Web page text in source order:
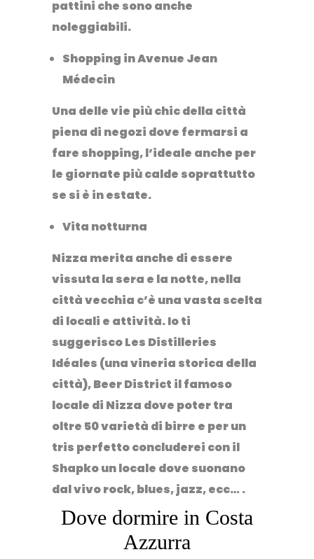
pattini che sono anche
noleggiabili.
Shopping in Avenue Jean
Médecin
Una delle vie più chic della città
piena di negozi dove fermarsi a
fare shopping, l’ideale anche per
le giornate più calde soprattutto
se si è in estate.
Vita notturna
Nizza merita anche di essere
vissuta la sera e la notte, nella
città vecchia c’è una vasta scelta
di locali e attività. Io ti
suggerisco Les Distilleries
Idéales (una vineria storica della
città), Beer District il famoso
locale di Nizza dove poter tra
oltre 50 varietà di birre e per un
tris perfetto concluderei con il
Shapko un locale dove suonano
dal vivo rock, blues, jazz, ecc… .
Dove dormire in Costa
Azzurra